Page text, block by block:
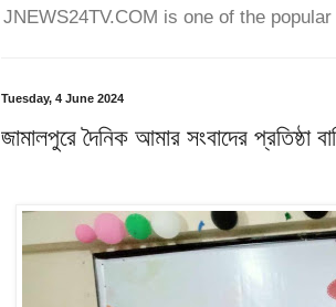
JNEWS24TV.COM is one of the
Tuesday, 4 June 2024
জামালপুরে দৈনিক আমার সংবাদের প্রতিষ্ঠা